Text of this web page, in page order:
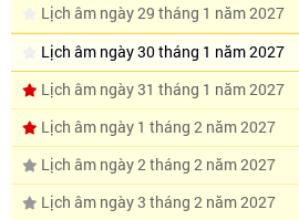
Lịch âm ngày 29 tháng 1 năm 2027
Lịch âm ngày 30 tháng 1 năm 2027
Lịch âm ngày 31 tháng 1 năm 2027
Lịch âm ngày 1 tháng 2 năm 2027
Lịch âm ngày 2 tháng 2 năm 2027
Lịch âm ngày 3 tháng 2 năm 2027